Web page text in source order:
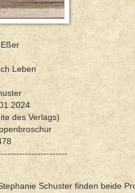
Leben
des Verlags)
Schuster finden beide